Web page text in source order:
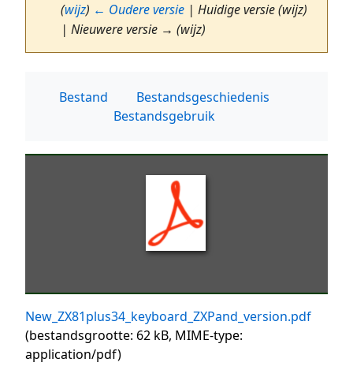
(wijz) ← Oudere versie | Huidige versie (wijz)
| Nieuwere versie → (wijz)
Bestand
Bestandsgeschiedenis
Bestandsgebruik
New_ZX81plus34_keyboard_ZXPand_version.pdf
(bestandsgrootte: 62 kB, MIME-type:
application/pdf)